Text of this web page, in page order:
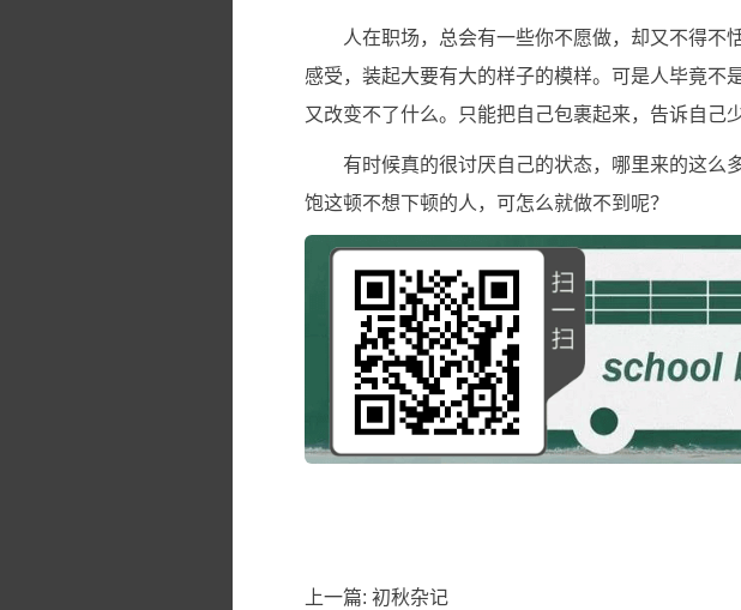
人在职场，总会有一些你不愿做，却又不得不
感受，装起大要有大的样子的模样。可是人毕竟不
又改变不了什么。只能把自己包裹起来，告诉自己
有时候真的很讨厌自己的状态，哪里来的这么
饱这顿不想下顿的人，可怎么就做不到呢？
上一篇: 初秋杂记